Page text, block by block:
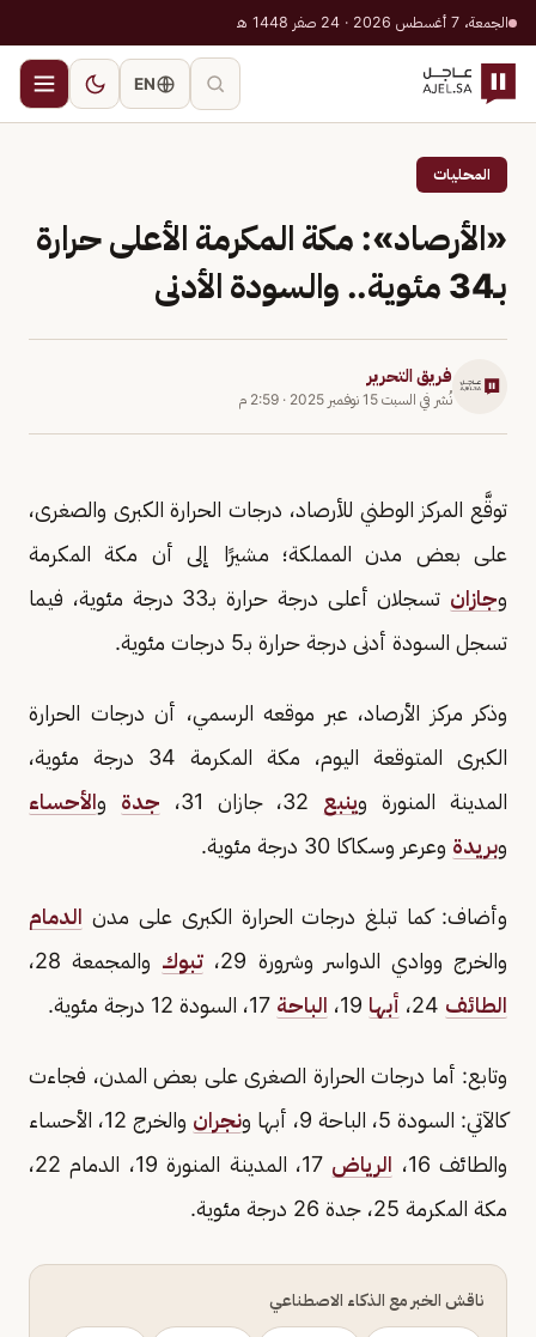
الجمعة، 7 أغسطس 2026 · 24 صفر 1448 هـ
EN
المحليات
«الأرصاد»: مكة المكرمة الأعلى حرارة
بـ34 مئوية.. والسودة الأدنى
فريق التحرير
نُشر في السبت 15 نوفمبر 2025 · 2:59 م
توقَّع المركز الوطني للأرصاد، درجات الحرارة الكبرى والصغرى،
على بعض مدن المملكة؛ مشيرًا إلى أن مكة المكرمة
وجازان
تسجلان أعلى درجة حرارة بـ33 درجة مئوية، فيما
تسجل السودة أدنى درجة حرارة بـ5 درجات مئوية.
وذكر مركز الأرصاد، عبر موقعه الرسمي، أن درجات الحرارة
الكبرى المتوقعة اليوم، مكة المكرمة 34 درجة مئوية،
المدينة المنورة وينبع جدة والأحساء
وبريدة وعرعر وسكاكا 30 درجة مئوية.
وأضاف: كما تبلغ درجات الحرارة الكبرى على مدن الدمام
والخرج ووادي الدواسر وشرورة 29،
تبوك والمجمعة 28،
الطائف
أبها الباحة
وتابع: أما درجات الحرارة الصغرى على بعض المدن، فجاءت
كالآتي: السودة 5، الباحة 9، أبها و
نجران
والخرج 12، الأحساء
والطائف 16،
الرياض
17، المدينة المنورة 19، الدمام 22،
مكة المكرمة 25، جدة 26 درجة مئوية.
ناقش الخبر مع الذكاء الاصطناعي